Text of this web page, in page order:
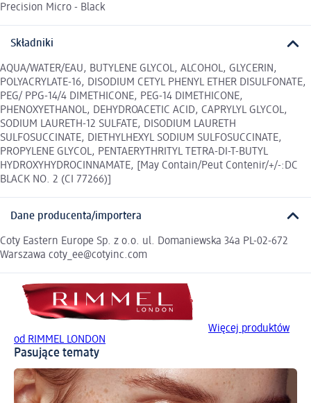
Precision Micro - Black
Składniki
AQUA/WATER/EAU, BUTYLENE GLYCOL, ALCOHOL, GLYCERIN,
POLYACRYLATE-16, DISODIUM CETYL PHENYL ETHER DISULFONATE,
PEG/ PPG-14/4 DIMETHICONE, PEG-14 DIMETHICONE,
PHENOXYETHANOL, DEHYDROACETIC ACID, CAPRYLYL GLYCOL,
SODIUM LAURETH-12 SULFATE, DISODIUM LAURETH
SULFOSUCCINATE, DIETHYLHEXYL SODIUM SULFOSUCCINATE,
PROPYLENE GLYCOL, PENTAERYTHRITYL TETRA-DI-T-BUTYL
HYDROXYHYDROCINNAMATE, [May Contain/Peut Contenir/+/-:DC
BLACK NO. 2 (CI 77266)]
Dane producenta/importera
Coty Eastern Europe Sp. z o.o. ul. Domaniewska 34a PL-02-672
Warszawa coty_ee@cotyinc.com
Więcej produktów
od RIMMEL LONDON
Pasujące tematy